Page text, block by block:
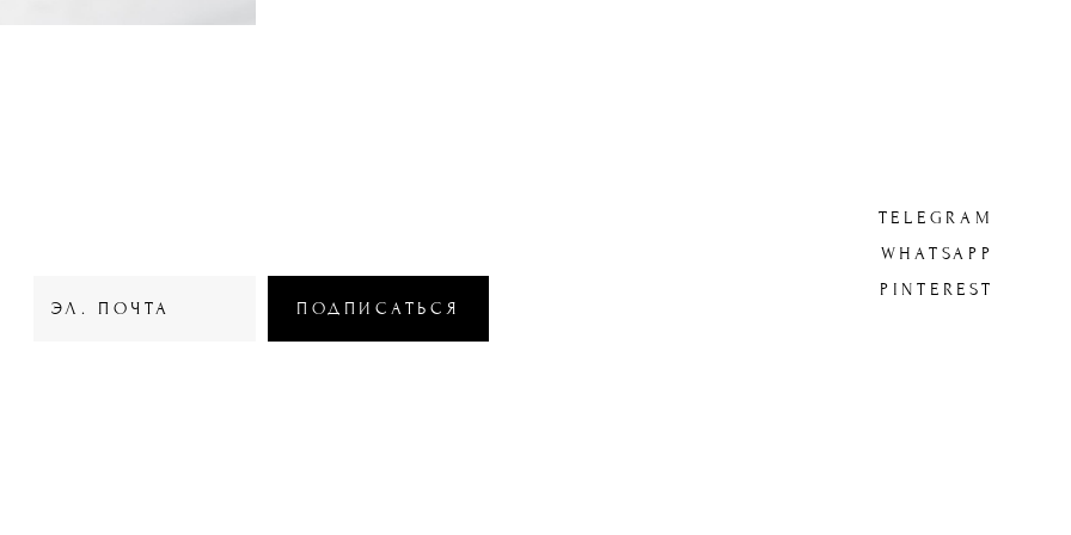
ПОДПИСАТЬСЯ
TELEGRAM
WHATSAPP
PINTEREST